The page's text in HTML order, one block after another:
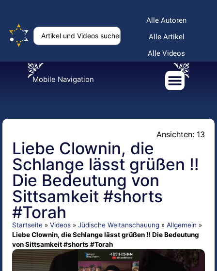
Alle Autoren
Alle Artikel
Alle Videos
Mobile Navigation
Ansichten: 13
Liebe Clownin, die
Schlange lässt grüßen ‼️
Die Bedeutung von
Sittsamkeit #shorts
#Torah
Startseite » Videos » Jüdische Weltanschauung » Allgemein »
Liebe Clownin, die Schlange lässt grüßen ‼️ Die Bedeutung
von Sittsamkeit #shorts #Torah